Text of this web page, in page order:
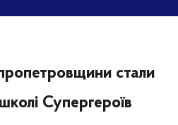
стали
Супергероїв